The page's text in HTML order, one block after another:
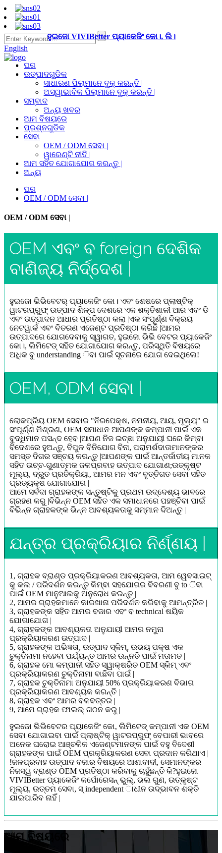
English
ହୁଇଜୋ VIVIBetter ପ୍ୟାକେଜିଂ କୋ।, ଲି।
ଘର
ଉତ୍ପାଦଗୁଡିକ
ସାଧାରଣ ପିଲାମାନେ ବୁକ୍ କରନ୍ତି |
ଅସ୍ୱାଭାବିକ ପିଲାମାନେ ବୁକ୍ କରନ୍ତି |
ସମ୍ବାଦ
ଅନ୍ୟ ଖବର
ଆମ ବିଷୟରେ
ପ୍ରଶ୍ନଗୁଡିକ
ସେବା
OEM / ODM ସେବା |
ୱାରେଣ୍ଟି ନୀତି |
ଆମ ସହିତ ଯୋଗାଯୋଗ କରନ୍ତୁ |
ଅନ୍ୟ
ଘର
OEM / ODM ସେବା |
OEM / ODM ସେବା |
OEM ଏବଂ ବ foreign ଦେଶିକ
ବାଣିଜ୍ୟ ନିର୍ଦ୍ଦେଶ |
ହୁଇଜୋ ଭିଭିବେଟର୍ ପ୍ୟାକେଜିଂ କୋ। ଏବଂ ଶେଷରେ ପ୍ଲାଷ୍ଟିକ୍
ୱାଟରପ୍ରୁଫ୍ ଉତ୍ପାଦ ଶିଳ୍ପ ଦେଶରେ ଏକ ଶକ୍ତିଶାଳୀ ଆର ଏବଂ ଡି
ଏବଂ ଉତ୍ପାଦନ ଆଧାର ପ୍ରତିଷ୍ଠା କଲା |ଏକ ସଂପୂର୍ଣ୍ଣ ବିକ୍ରୟ
ନେଟୱାର୍କ ଏବଂ ବିତରଣ ଏଜେଣ୍ଟ ପ୍ରତିଷ୍ଠା କରିଛି |ଆମର
ଉତ୍ପାଦରେ ଯୋଗଦେବାକୁ ସ୍ୱାଗତ, ହୁଇଜୋ ଭିଭି ବେଟର ପ୍ୟାକେଜିଂ
କୋ।, ଲିମିଟେଡ୍ ସହିତ ଯୋଗାଯୋଗ କରନ୍ତୁ, ପରିସ୍ଥିତି ବିଷୟରେ
ଅଧିକ ବୁ understanding ିବା ପାଇଁ ସୂଚନାରେ ଯୋଗ ଦେଇଥିଲେ!
OEM, ODM ସେବା |
ଲୋକପ୍ରିୟ OEM ସେବାର "ନିରପେକ୍ଷ, ନମନୀୟ, ଆୟ, ମୂଲ୍ୟ" ର
ସଂପୂର୍ଣ୍ଣ ମିଶ୍ରଣ, OEM ସମାଧାନ ଆପଣଙ୍କ କମ୍ପାନୀ ପାଇଁ ଏକ
ବୁଦ୍ଧିମାନ ପସନ୍ଦ ହେବ |ଆପଣ ନିଜ ଇଚ୍ଛା ଅନୁଯାୟୀ ଘରେ କିମ୍ବା
ବିଦେଶରେ ହୁଅନ୍ତୁ, ବିପୁଳ ବିନିଯୋଗ ବିନା, ପରାମର୍ଶଦାତାମାନଙ୍କର
ସମସ୍ତ ଦିଗର ସଞ୍ଚୟ କରନ୍ତୁ |ଆପଣଙ୍କ ପାଇଁ ଆନ୍ତର୍ଜାତୀୟ ମାନକ
ସହିତ ଉଚ୍ଚ-ଗୁଣାତ୍ମକ ଜଳପ୍ରବାହ ଉତ୍ପାଦ ଯୋଗାଣ;ଉତ୍କୃଷ୍ଟ
ମୂଲ୍ୟ, ଦ୍ରୁତ ପ୍ରତିକ୍ରିୟା, ଆମର ମନ ଏବଂ ବୃତ୍ତିଗତ ସେବା ସହିତ
ପ୍ରତ୍ୟକ୍ଷ ଯୋଗାଯୋଗ |
ଆମେ ସର୍ବଦା ଗ୍ରାହକଙ୍କ ସନ୍ତୁଷ୍ଟିକୁ ପ୍ରଥମ ଉଦ୍ଦେଶ୍ୟ ଭାବରେ
ଗ୍ରହଣ କରୁ |ବିଭିନ୍ନ OEM ସହିତ ଏକ ସମାଧାନରେ ପହଞ୍ଚିବା ପାଇଁ
ବିଭିନ୍ନ ଗ୍ରାହକଙ୍କ ଭିନ୍ନ ଆବଶ୍ୟକତାକୁ ସମ୍ମାନ ଦିଅନ୍ତୁ |
ଯନ୍ତ୍ର ପ୍ରକ୍ରିୟାର ନିର୍ଣ୍ଣୟ |
1, ଗ୍ରାହକ ବ୍ରାଣ୍ଡ ପ୍ରକ୍ରିୟାକରଣ ଆବଶ୍ୟକତା, ଆମ ୱେବସାଇଟ୍
କୁ କଲ / ପରିଦର୍ଶନ କରନ୍ତୁ କିମ୍ବା ସହଯୋଗର ବିବରଣୀ ବୁ to ିବା
ପାଇଁ OEM ମାନୁଆଲକୁ ଅନୁରୋଧ କରନ୍ତୁ |
2, ଆମର ଗ୍ରାହକମାନେ କାରଖାନା ପରିଦର୍ଶନ କରିବାକୁ ଆମନ୍ତ୍ରିତ |
3, ଗ୍ରାହକଙ୍କ ସହିତ ଆମର ବଜାର ଏବଂ ବ technical ଷୟିକ
ଯୋଗାଯୋଗ |
4, ଗ୍ରାହକଙ୍କ ଆବଶ୍ୟକତା ଅନୁଯାୟୀ ଆମର ନମୁନା
ପ୍ରକ୍ରିୟାକରଣ ଉତ୍ପାଦ |
5, ଗ୍ରାହକଙ୍କ ଅଭିଜ୍ଞତା, ଉତ୍ପାଦ ସ୍କିମ୍, ଉଭୟ ପକ୍ଷ ଏକ
ଚୁକ୍ତିନାମା ନହେବା ପର୍ଯ୍ୟନ୍ତ ଆମର ଉନ୍ନତି ପାଇଁ ମତାମତ |
6, ଗ୍ରାହକ ମୋ କମ୍ପାନୀ ସହିତ ସ୍ୱାକ୍ଷରିତ OEM ସ୍କିମ୍ ଏବଂ
ପ୍ରକ୍ରିୟାକରଣ ଚୁକ୍ତିନାମା ବାଛିବା ପାଇଁ |
7, ଗ୍ରାହକ ଚୁକ୍ତିନାମା ଅନୁଯାୟୀ 50% ପ୍ରକ୍ରିୟାକରଣ ବିଭାଗ
ପ୍ରକ୍ରିୟାକରଣ ଆବଶ୍ୟକ କରନ୍ତି |
8, ଗ୍ରାହକ ଏବଂ ଆମର ବଳବତ୍ତର |
9, ଆମେ ଗ୍ରାହକ ଫାଇଲ୍ ଗଠନ କରୁ |
ହୁଇଜୋ ଭିଭିବେଟର ପ୍ୟାକେଜିଂ କୋ, ଲିମିଟେଡ୍ କମ୍ପାନୀ ଏକ OEM
ସେବା ଯୋଗାଇବା ପାଇଁ ପ୍ଲାଷ୍ଟିକ୍ ୱାଟରପ୍ରୁଫ୍ ବେପାରୀ ଭାବରେ
ଅନେକ ଘରୋଇ ଆଞ୍ଚଳିକ ଏଜେଣ୍ଟମାନଙ୍କ ପାଇଁ ବହୁ ବିଦେଶୀ
ଗ୍ରାହକଙ୍କ ପାଇଁ OEM ପ୍ରକ୍ରିୟାକରଣ ସେବା ପ୍ରଦାନ କରିଥାଏ |
!ଜଳପ୍ରବାହ ଉତ୍ପାଦ ବଜାର ବିଷୟରେ ଆଶାବାଦୀ, ସେମାନଙ୍କର
ନିଜସ୍ୱ ବ୍ରାଣ୍ଡ OEM ପ୍ରତିଷ୍ଠା କରିବାକୁ ଚାହୁଁଛନ୍ତି କି?ହୁଇଜୋ
VIVIBetter ପ୍ୟାକେଜିଂ କର୍ପୋରେସନ୍ ଭୁଲ୍, ଭଲ ଗୁଣ, ଉତ୍କୃଷ୍ଟ
ମୂଲ୍ୟ, ଉତ୍ତମ ସେବା, ସ୍ independent ାଧୀନ ଉଦ୍ଭାବନ ଶକ୍ତି
ଯାଇପାରିବ ନାହିଁ |
ଆମ ବିଷୟରେ